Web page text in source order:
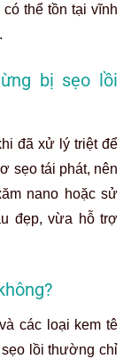
thể tồn tại vĩnh
bị sẹo lồi
đã xử lý triệt để
sẹo tái phát, nên
nano hoặc sử
đẹp, vừa hỗ trợ
các loại kem tê
sẹo lồi thường chỉ